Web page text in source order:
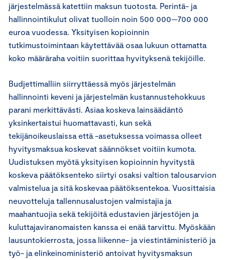
järjestelmässä katettiin maksun tuotosta. Perintä- ja
hallinnointikulut olivat tuolloin noin 500 000—700 000
euroa vuodessa. Yksityisen kopioinnin
tutkimustoimintaan käytettävää osaa lukuun ottamatta
koko määräraha voitiin suorittaa hyvityksenä tekijöille.
Budjettimalliin siirryttäessä myös järjestelmän
hallinnointi keveni ja järjestelmän kustannustehokkuus
parani merkittävästi. Asiaa koskeva lainsäädäntö
yksinkertaistui huomattavasti, kun sekä
tekijänoikeuslaissa että -asetuksessa voimassa olleet
hyvitysmaksua koskevat säännökset voitiin kumota.
Uudistuksen myötä yksityisen kopioinnin hyvitystä
koskeva päätöksenteko siirtyi osaksi valtion talousarvion
valmistelua ja sitä koskevaa päätöksentekoa. Vuosittaisia
neuvotteluja tallennusalustojen valmistajia ja
maahantuojia sekä tekijöitä edustavien järjestöjen ja
kuluttajaviranomaisten kanssa ei enää tarvittu. Myöskään
lausuntokierrosta, jossa liikenne- ja viestintäministeriö ja
työ- ja elinkeinoministeriö antoivat hyvitysmaksun